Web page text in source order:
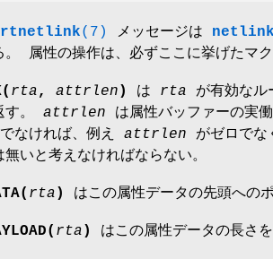
rtnetlink(7) メッセージは netlink
。 属性の操作は、必ずここに挙げたマ
rta , attrlen ) は rta が有効なル
す。 attrlen は属性バッファーの
なければ、例え attrlen がゼロでな
いと考えなければならない。
rta ) はこの属性データの先頭への
rta ) はこの属性データの長さを